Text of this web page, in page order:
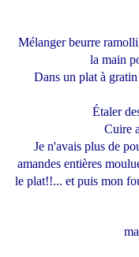
Mélanger beurre
la main
Dans un plat à
Étaler
Cuire
Je n'avais plus de
amandes entières
le plat!!... et puis mon